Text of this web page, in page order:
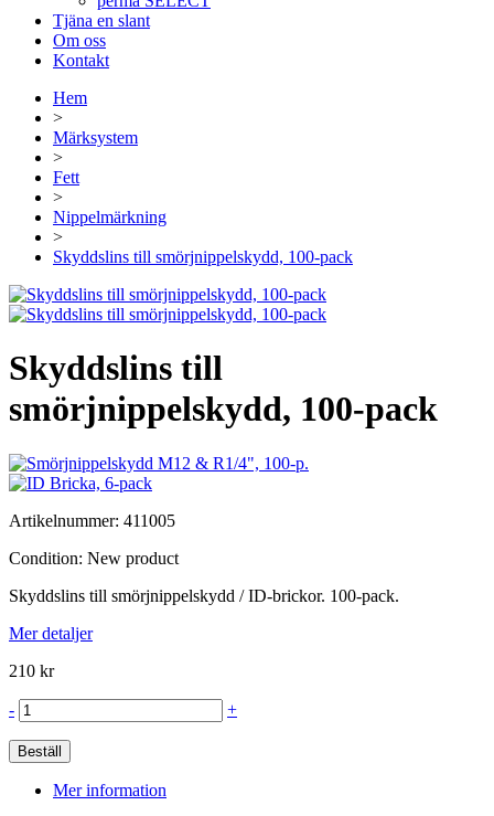
Tjäna en slant
Om oss
Kontakt
Hem
>
Märksystem
>
Fett
>
Nippelmärkning
>
Skyddslins till smörjnippelskydd, 100-pack
Skyddslins till
smörjnippelskydd, 100-pack
Artikelnummer: 411005
Condition: New product
Skyddslins till smörjnippelskydd / ID-brickor. 100-pack.
Mer detaljer
210 kr
- +
Beställ
Mer information